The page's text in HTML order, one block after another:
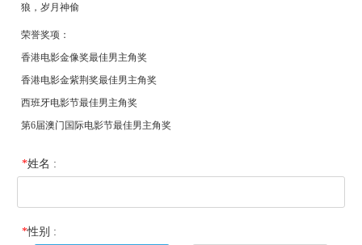
狼，岁月神偷
荣誉奖项：
香港电影金像奖最佳男主角奖
香港电影金紫荆奖最佳男主角奖
西班牙电影节最佳男主角奖
第6届澳门国际电影节最佳男主角奖
*姓名 :
*性别 :